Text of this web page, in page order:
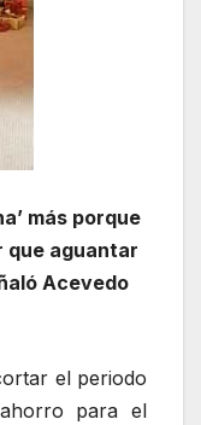
más porque
que aguantar
Acevedo
el periodo
para el